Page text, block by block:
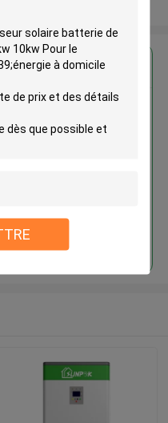
5kw 10kw
de stockage